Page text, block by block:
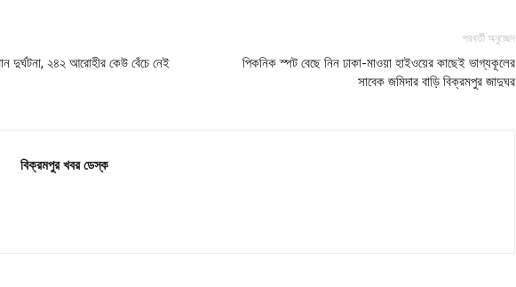
দুর্ঘটনা, ২৪২ আরোহীর কেউ বেঁচে নেই
পরবর্তী অনুচ্ছেদ
পিকনিক স্পট বেছে নিন ঢাকা-মাওয়া হাইওয়ের কাছেই ভাগ্যকূলের
সাবেক জমিদার বাড়ি বিক্রমপুর জাদুঘর
বিক্রমপুর খবর ডেস্ক